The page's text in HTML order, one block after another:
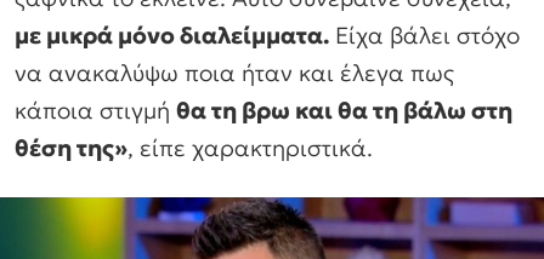
με μικρά μόνο διαλείμματα. Είχα βάλει στόχο
να ανακαλύψω ποια ήταν και έλεγα πως
κάποια στιγμή θα τη βρω και θα τη βάλω στη
θέση της», είπε χαρακτηριστικά.